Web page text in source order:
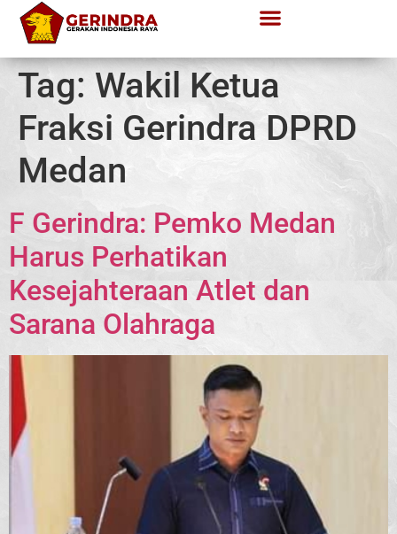
Tag: Wakil Ketua
Fraksi Gerindra DPRD
Medan
F Gerindra: Pemko Medan
Harus Perhatikan
Kesejahteraan Atlet dan
Sarana Olahraga